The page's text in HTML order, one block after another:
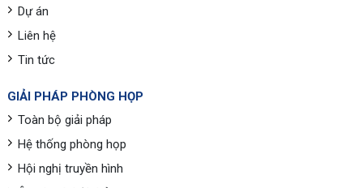
Dự án
Liên hệ
Tin tức
GIẢI PHÁP PHÒNG HỌP
Toàn bộ giải pháp
Hệ thống phòng họp
Hội nghị truyền hình